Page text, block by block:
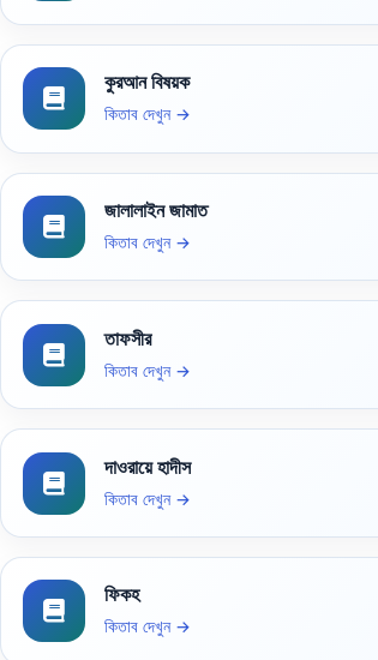
কুরআন বিষয়ক
কিতাব দেখুন →
জালালাইন জামাত
কিতাব দেখুন →
তাফসীর
কিতাব দেখুন →
দাওরায়ে হাদীস
কিতাব দেখুন →
ফিকহ
কিতাব দেখুন →